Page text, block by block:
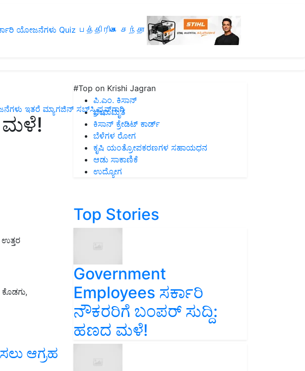
ಯೋಜನೆಗಳು Quiz பத்திரிகை சந்தா
ಇತರೆ ಮ್ಯಾಗಜಿನ್‌ ಸಬ್‌ಸ್ಕ್ರಿಪ್ಷನ್‌ಗಾಗಿ
ಮಳೆ!
ಆಗ್ರಹ
#Top on Krishi Jagran
ಪಿ.ಎಂ. ಕಿಸಾನ್
ಜೀವಾಮೃತ
ಕಿಸಾನ್ ಕ್ರೇಡಿಟ್ ಕಾರ್ಡ್
ಬೆಳೆಗಳ ರೋಗ
ಕೃಷಿ ಯಂತ್ರೋಪಕರಣಗಳ ಸಹಾಯಧನ
ಆಡು ಸಾಕಾಣಿಕೆ
ಉದ್ಯೋಗ
Top Stories
Government
Employees ಸರ್ಕಾರಿ
ನೌಕರರಿಗೆ ಬಂಪರ್‌ ಸುದ್ದಿ:
ಹಣದ ಮಳೆ!